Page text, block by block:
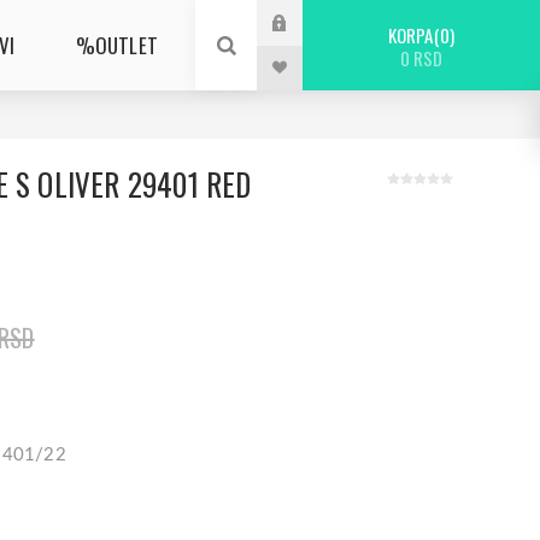
%OUTLET KORPA 0
0 RSD
S OLIVER 29401 RED
22